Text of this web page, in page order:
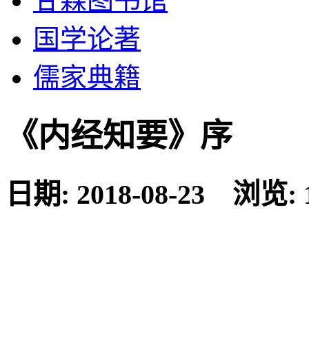
国学论著
儒家典籍
《内经知要》序
日期: 2018-08-23 浏览: